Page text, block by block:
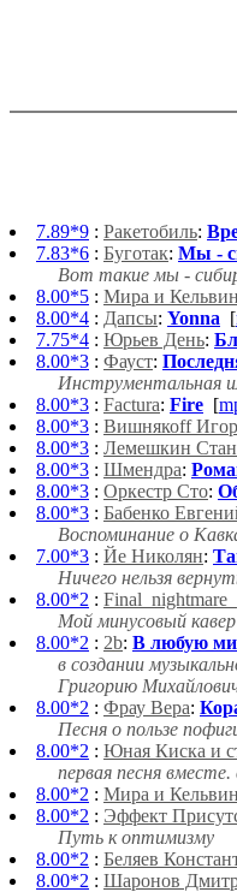
7.89*9 : Ракетобиль:
7.83*6 : Буготак: Мы -
Вот такие мы -
8.00*5 : Мира и Кельвин
8.00*4 : Дапсы: Yonna [
7.75*4 : Юрьев День:
8.00*3 : Фауст:
Инструментальная
8.00*3 : Factura: Fire [
8.00*3 : Вишнякоff
8.00*3 : Лемешкин
8.00*3 : Шмендра:
8.00*3 : Оркестр Сто:
8.00*3 : Бабенко
Воспоминание о
7.00*3 : Йе Николян:
Ничего нельзя
8.00*2 : Final_nightmare_
Мой минусовый
8.00*2 : 2b: В любую
в создании
Григорию
8.00*2 : Фрау Вера:
Песня о пользе
8.00*2 : Юная Киска и
первая песня
8.00*2 : Мира и Кельвин
8.00*2 : Эффект
Путь к оптимизму
8.00*2 : Беляев
8.00*2 : Шаронов